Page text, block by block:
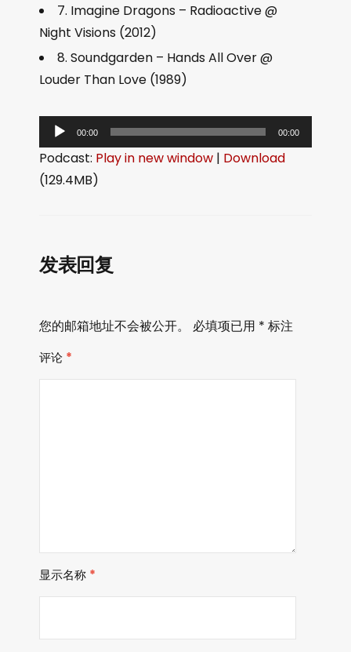
7. Imagine Dragons – Radioactive @
Night Visions (2012)
8. Soundgarden – Hands All Over @
Louder Than Love (1989)
频
播
放
00:00 00:00
Podcast: Play in new window | Download
(129.4MB)
发表回复
您的邮箱地址不会被公开。 必填项已用 * 标注
评论 *
显示名称 *